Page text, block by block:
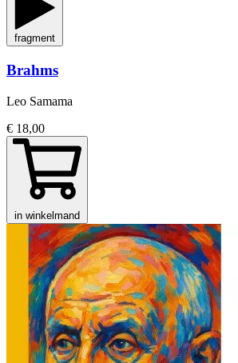
fragment
Brahms
Leo Samama
€ 18,00
in winkelmand